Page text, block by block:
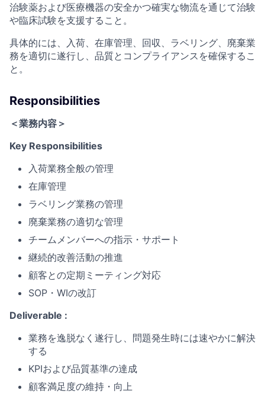
治験薬および医療機器の安全かつ確実な物流を通じて治験
や臨床試験を支援すること。
具体的には、入荷、在庫管理、回収、ラベリング、廃棄業
務を適切に遂行し、品質とコンプライアンスを確保するこ
と。
Responsibilities
＜業務内容＞
Key Responsibilities
入荷業務全般の管理
在庫管理
ラベリング業務の管理
廃棄業務の適切な管理
チームメンバーへの指示・サポート
継続的改善活動の推進
顧客との定期ミーティング対応
SOP・WIの改訂
Deliverable :
業務を逸脱なく遂行し、問題発生時には速やかに解決
する
KPIおよび品質基準の達成
顧客満足度の維持・向上